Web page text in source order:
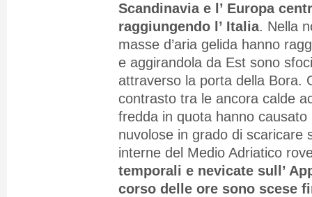
Scandinavia e l’ Europa
raggiungendo l’ Italia. Nella
masse d’aria gelida hanno
e aggirandola da Est sono
attraverso la porta della Bora.
contrasto tra le ancora calde
fredda in quota hanno
nuvolose in grado di scaricare
interne del Medio Adriatico
temporali e nevicate sull’
corso delle ore sono scese